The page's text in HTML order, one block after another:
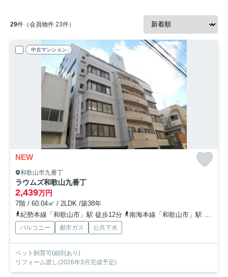
29件（会員物件 23件）
中古マンション
NEW
和歌山市九番丁
ラウムズ和歌山九番丁
2,439万円
7階 / 60.04㎡ / 2LDK /築38年
紀勢本線「和歌山市」駅 徒歩12分
南海本線「和歌山市」駅 徒歩12分
バルコニー 都市ガス 公共下水
ペット飼育可(細則あり)
リフォーム渡し(2026年3月完成予定)